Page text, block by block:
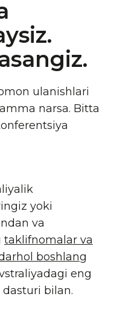
ulanishlari
narsa. Bitta
yoki
va
taklifnomalar va
boshlang
eng
bilan.